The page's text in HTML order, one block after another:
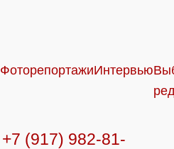
ФоторепортажиИнтервью
+7 (917) 982-81-